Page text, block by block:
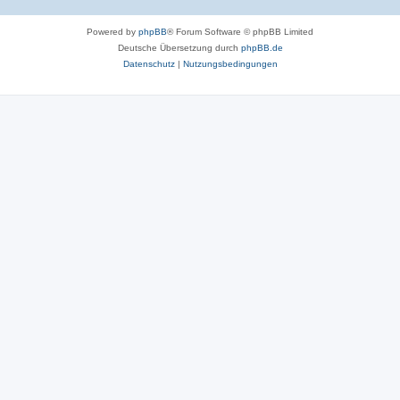
Powered by phpBB® Forum Software © phpBB Limited
Deutsche Übersetzung durch phpBB.de
Datenschutz| Nutzungsbedingungen